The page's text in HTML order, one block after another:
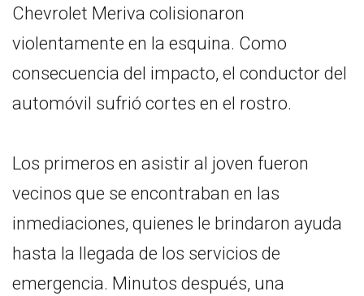
Chevrolet Meriva colisionaron
violentamente en la esquina. Como
consecuencia del impacto, el conductor del
automóvil sufrió cortes en el rostro.
Los primeros en asistir al joven fueron
vecinos que se encontraban en las
inmediaciones, quienes le brindaron ayuda
hasta la llegada de los servicios de
emergencia. Minutos después, una